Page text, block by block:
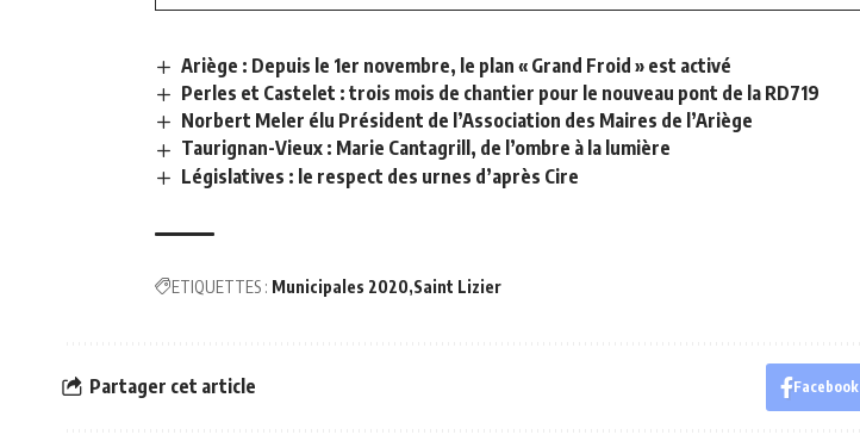
Ariège : Depuis le 1er novembre, le plan « Grand Froid » est activé
Perles et Castelet : trois mois de chantier pour le nouveau pont de la RD719
Norbert Meler élu Président de l’Association des Maires de l’Ariège
Taurignan-Vieux : Marie Cantagrill, de l’ombre à la lumière
Législatives : le respect des urnes d’après Cire
ETIQUETTES : Municipales 2020 Saint Lizier
Partager cet article Facebook